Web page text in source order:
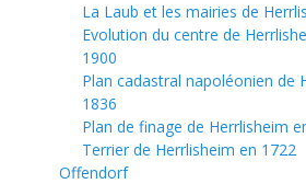
La Laub et les mairies de
Evolution du centre de
1900
Plan cadastral napoléonien de
1836
Plan de finage de Herrlisheim
Terrier de Herrlisheim en 1722
Offendorf